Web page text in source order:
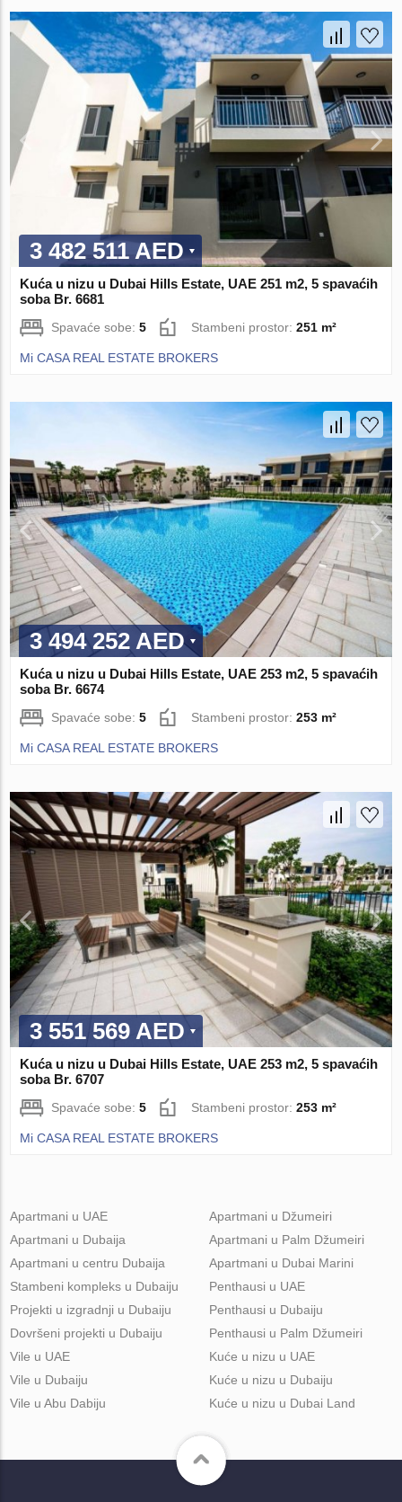
3 482 511 AED
Kuća u nizu u Dubai Hills Estate, UAE 251 m2, 5 spavaćih
soba Br. 6681
Spavaće sobe:5 Stambeni prostor:251 m²
Mi CASA REAL ESTATE BROKERS
3 494 252 AED
Kuća u nizu u Dubai Hills Estate, UAE 253 m2, 5 spavaćih
soba Br. 6674
Spavaće sobe:5 Stambeni prostor:253 m²
Mi CASA REAL ESTATE BROKERS
3 551 569 AED
Kuća u nizu u Dubai Hills Estate, UAE 253 m2, 5 spavaćih
soba Br. 6707
Spavaće sobe:5 Stambeni prostor:253 m²
Mi CASA REAL ESTATE BROKERS
Apartmani u UAE
Apartmani u Dubaija
Apartmani u centru Dubaija
Apartmani u Džumeiri
Apartmani u Palm Džumeiri
Apartmani u Dubai Marini
Stambeni kompleks u Dubaiju
Projekti u izgradnji u Dubaiju
Dovršeni projekti u Dubaiju
Penthausi u UAE
Penthausi u Dubaiju
Penthausi u Palm Džumeiri
Vile u UAE
Vile u Dubaiju
Vile u Abu Dabiju
Kuće u nizu u UAE
Kuće u nizu u Dubaiju
Kuće u nizu u Dubai Land